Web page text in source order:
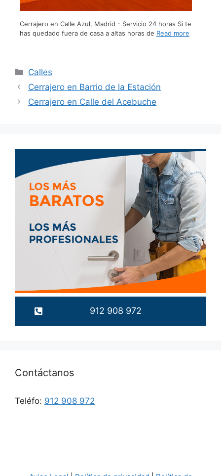
Cerrajero en Calle Azul, Madrid - Servicio 24 horas Si te
has quedado fuera de casa a altas horas de Read more
Calles
Cerrajero en Barrio de la Estación
Cerrajero en Calle del Acebuche
912 908 972
Contáctanos
Teléfo: 912 908 972